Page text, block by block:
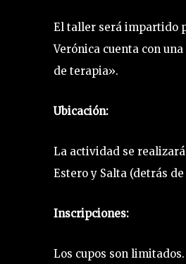
El taller será impartido
Verónica cuenta con
de terapia».
Ubicación:
La actividad se
Estero y Salta (detrás
Inscripciones:
Los cupos son